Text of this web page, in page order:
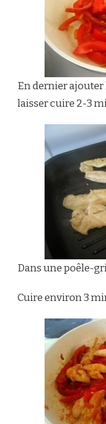
En dernier ajouter
laisser cuire 2-3
Dans une poêle-
Cuire environ 3